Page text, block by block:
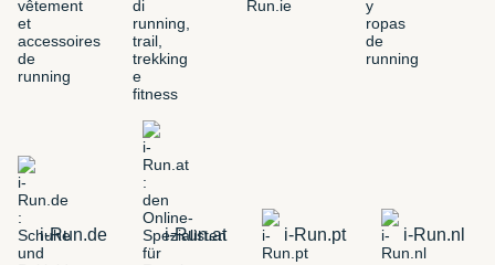
i-Run.de i-Run.at i-Run.pt i-Run.nl